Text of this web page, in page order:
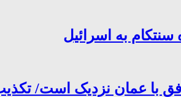
به اسرائیل
نزدیک است/ تکذیب سهم ۱۱ درصدی